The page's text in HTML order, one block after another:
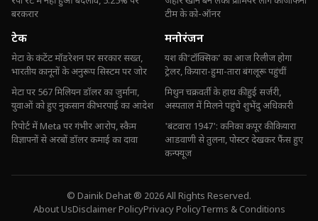
बरकरार
टीम के को-ऑनर
टेक
मेटा के कंटेंट मॉडरेशन पर सरकार सख्त,
भारतीय कानूनों के अनुरूप सिस्टम पर जोर
मेटा पर 567 मिलियन डॉलर का जुर्माना,
युवाओं को हुए नुकसान की भरपाई का आदेश
रिपोर्ट में Meta पर गंभीर आरोप, स्कैम
विज्ञापनों से अरबों डॉलर कमाई का दावा
मनोरंजन
यश की ‘टॉक्सिक’ का आज रिलीज होगा
ट्रेलर, कियारा-हुमा-तारा बंगलूरू पहुंचीं
मिथुन चक्रवर्ती के हाथ की हुई सर्जरी,
अस्पताल में मिलने पहुंचे शुभेंदु अधिकारी
'बंटवारा 1947': कनिका कपूर की कियारा
आडवाणी से तुलना, पोस्टर देखकर फैंस हुए
कन्फ्यूज
© Dainik Dehat ® 2026 All Rights Reserved.
About UsDisclaimer PolicyPrivacy PolicyTerms & Conditions